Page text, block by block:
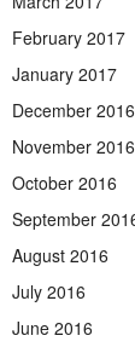
February 2017
January 2017
December 2016
November 2016
October 2016
September
August 2016
July 2016
June 2016